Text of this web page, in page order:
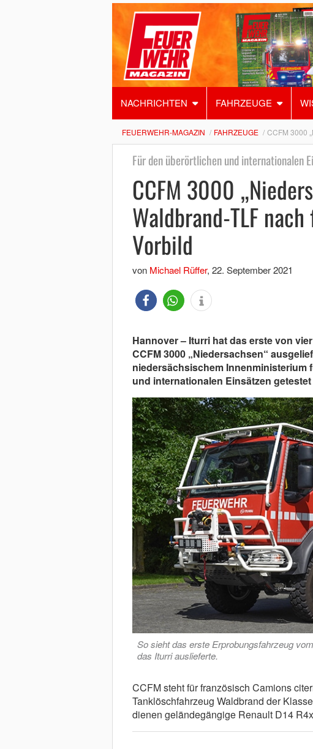
NACHRICHTEN FAHRZEUGE
FEUERWEHR-MAGAZIN FAHRZEUGE CCFM 3000
Für den überörtlichen und internationalen
CCFM 3000
Waldbrand-TLF
Vorbild
von Michael Rüffer, 22. September 2021
Hannover – Iturri hat das erste von
CCFM 3000 „Niedersachsen“
niedersächsischem Innenministerium
und internationalen Einsätzen
So sieht das erste Erprobungsfahrzeug
das Iturri auslieferte.
CCFM steht für französisch Camions
Tanklöschfahrzeug Waldbrand der
dienen geländegängige Renault D14